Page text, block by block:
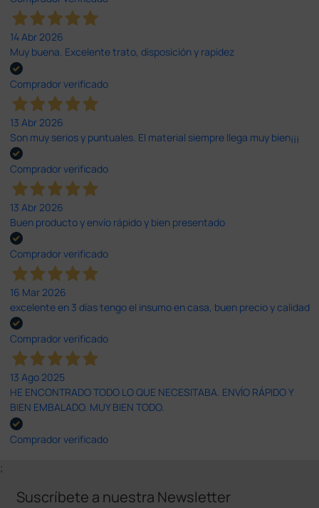
14 Abr 2026
Muy buena. Excelente trato, disposición y rapidez
Comprador verificado
13 Abr 2026
Son muy serios y puntuales. El material siempre llega muy bien¡¡¡
Comprador verificado
13 Abr 2026
Buen producto y envío rápido y bien presentado
Comprador verificado
16 Mar 2026
excelente en 3 días tengo el insumo en casa, buen precio y calidad
Comprador verificado
13 Ago 2025
HE ENCONTRADO TODO LO QUE NECESITABA. ENVÍO RÁPIDO Y
BIEN EMBALADO. MUY BIEN TODO.
Comprador verificado
;
Suscríbete a nuestra Newsletter